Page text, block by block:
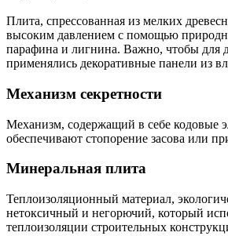
Плита, спрессованная из мелких
высоким давлением с помощью
парафина и лигнина. Важно, чтобы для
применялись декоративные панели из
Механизм секретности
Механизм, содержащий в себе кодовые
обеспечивают стопорение засова или
Минеральная плита
Теплоизоляционный материал,
нетоксичный и негорючий, который
теплоизоляции строительных